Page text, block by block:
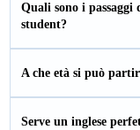
Quali sono i passaggi
student?
A che età si può
Serve un inglese